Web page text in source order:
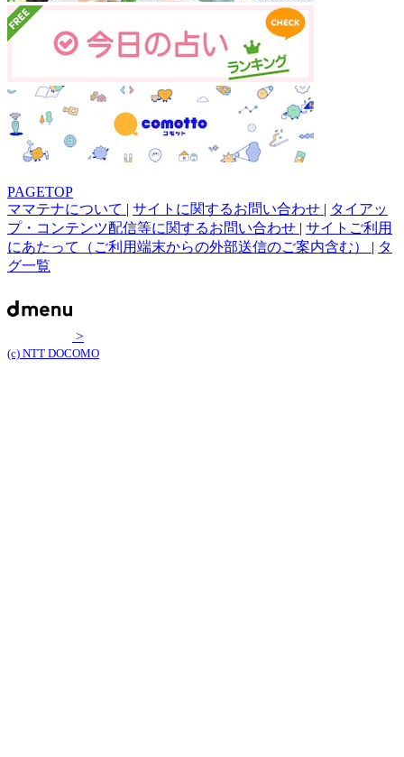
PAGETOP
ママテナについて | サイトに関するお問い合わせ | タイアッ
プ・コンテンツ配信等に関するお問い合わせ | サイトご利用
にあたって（ご利用端末からの外部送信のご案内含む） | タ
グ一覧
>
(c) NTT DOCOMO